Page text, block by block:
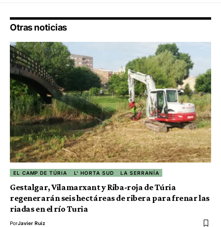
Otras noticias
EL CAMP DE TÚRIA L' HORTA SUD LA SERRANÍA
Gestalgar, Vilamarxant y Riba-roja de Túria
regenerarán seis hectáreas de ribera para frenar las
riadas en el río Turia
PorJavier Ruiz